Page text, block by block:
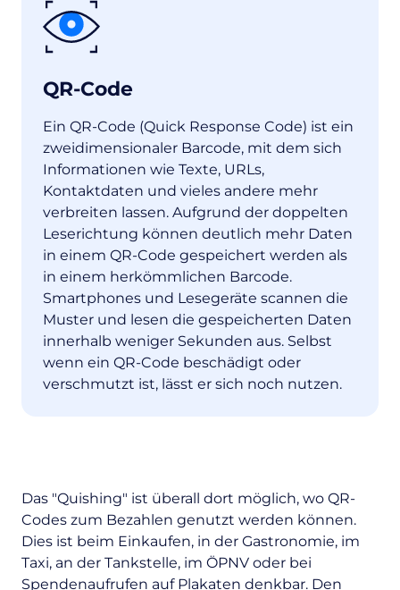
QR-Code
Ein QR-Code (Quick Response Code) ist ein
zweidimensionaler Barcode, mit dem sich
Informationen wie Texte, URLs,
Kontaktdaten und vieles andere mehr
verbreiten lassen. Aufgrund der doppelten
Leserichtung können deutlich mehr Daten
in einem QR-Code gespeichert werden als
in einem herkömmlichen Barcode.
Smartphones und Lesegeräte scannen die
Muster und lesen die gespeicherten Daten
innerhalb weniger Sekunden aus. Selbst
wenn ein QR-Code beschädigt oder
verschmutzt ist, lässt er sich noch nutzen.
Das "Quishing" ist überall dort möglich, wo QR-
Codes zum Bezahlen genutzt werden können.
Dies ist beim Einkaufen, in der Gastronomie, im
Taxi, an der Tankstelle, im ÖPNV oder bei
Spendenaufrufen auf Plakaten denkbar. Den